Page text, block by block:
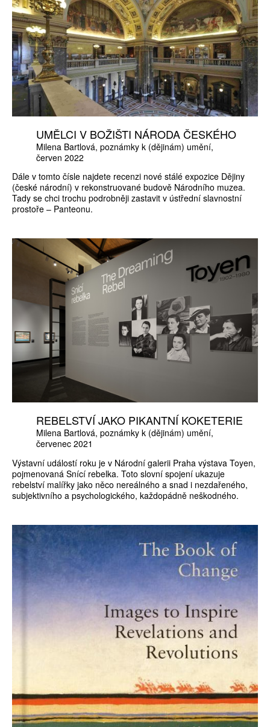
UMĚLCI V BOŽIŠTI NÁRODA ČESKÉHO
Milena Bartlová poznámky k (dějinám) umění
červen 2022
Dále v tomto čísle najdete recenzi nové stálé expozice Dějiny
(české národní) v rekonstruované budově Národního muzea.
Tady se chci trochu podrobněji zastavit v ústřední slavnostní
prostoře – Panteonu.
REBELSTVÍ JAKO PIKANTNÍ KOKETERIE
Milena Bartlová poznámky k (dějinám) umění
červenec 2021
Výstavní událostí roku je v Národní galerii Praha výstava Toyen,
pojmenovaná Snící rebelka. Toto slovní spojení ukazuje
rebelství malířky jako něco nereálného a snad i nezdařeného,
subjektivního a psychologického, každopádně neškodného.